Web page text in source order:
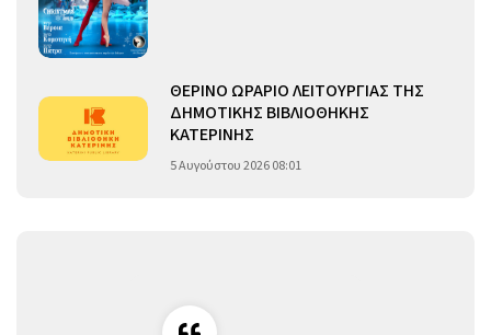
ΘΕΡΙΝΟ ΩΡΑΡΙΟ ΛΕΙΤΟΥΡΓΙΑΣ ΤΗΣ
ΔΗΜΟΤΙΚΗΣ ΒΙΒΛΙΟΘΗΚΗΣ
ΚΑΤΕΡΙΝΗΣ
5 Αυγούστου 2026 08:01